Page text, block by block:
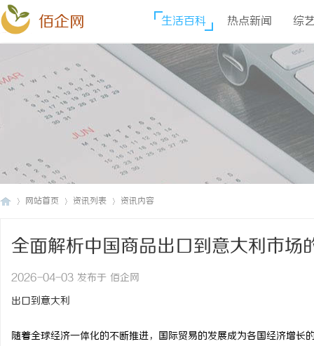
佰企网 生活百科 热点新闻 综
网站首页 资讯列表 资讯内容
全面解析中国商品出口到意大利市场
2026-04-03 发布于 佰企网
出口到意大利
随着全球经济一体化的不断推进，国际贸易的发展成为各国经济增